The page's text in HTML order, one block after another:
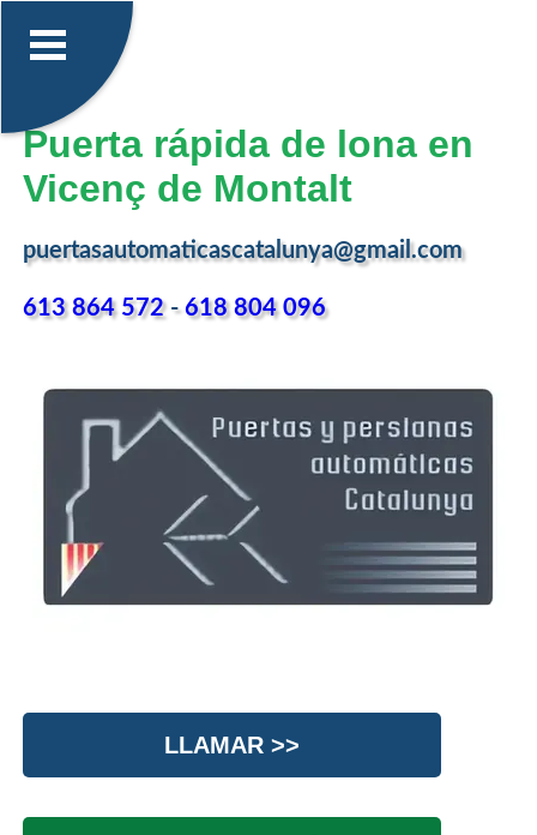
Puerta rápida de lona en
Vicenç de Montalt
puertasautomaticascatalunya@gmail.com
613 864 572-618 804 096
LLAMAR >>